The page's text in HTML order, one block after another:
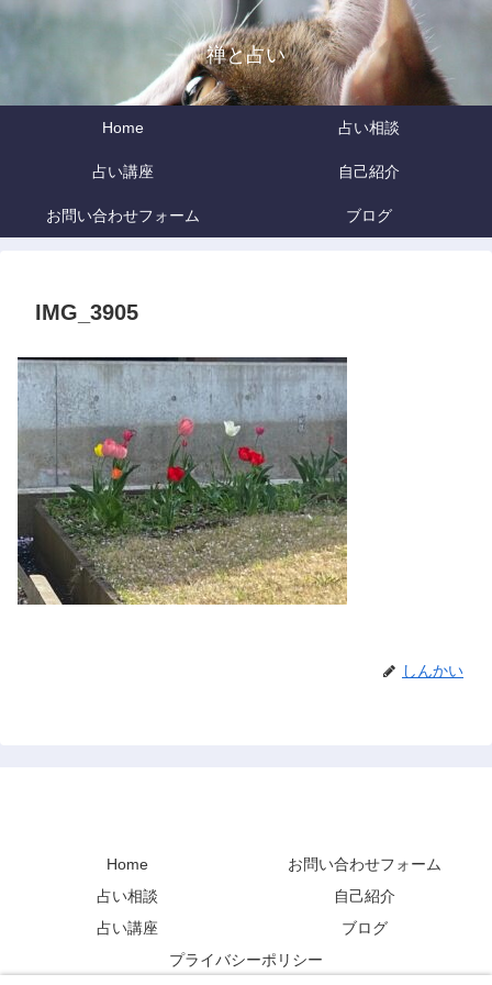
禅と占い
Home 占い相談
占い講座 自己紹介
お問い合わせフォーム ブログ
IMG_3905
しんかい
Home
お問い合わせフォーム
占い相談
自己紹介
占い講座
ブログ
プライバシーポリシー